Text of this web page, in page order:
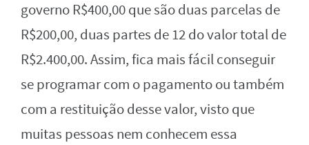
governo R$400,00 que são duas parcelas de
R$200,00, duas partes de 12 do valor total de
R$2.400,00. Assim, fica mais fácil conseguir
se programar com o pagamento ou também
com a restituição desse valor, visto que
muitas pessoas nem conhecem essa